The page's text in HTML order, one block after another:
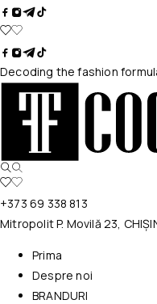
Decoding the fashion
+373 69 338 813
Mitropolit P. Movilă 23,
Prima
Despre noi
BRANDURI